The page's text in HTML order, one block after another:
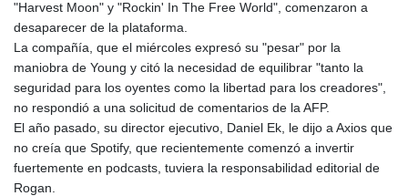
KRW 1629.419037
KYD 0.963357
KZT 541.790653
LAK 26108.739178
LBP
103533.143415
LKR 387.749774
LRD 209.899292
"Harvest Moon" y "Rockin' In The Free World", comenzaron a
desaparecer de la plataforma.
La compañía, que el miércoles expresó su "pesar" por la
maniobra de Young y citó la necesidad de equilibrar "tanto la
seguridad para los oyentes como la libertad para los creadores",
no respondió a una solicitud de comentarios de la AFP.
El año pasado, su director ejecutivo, Daniel Ek, le dijo a Axios que
no creía que Spotify, que recientemente comenzó a invertir
fuertemente en podcasts, tuviera la responsabilidad editorial de
Rogan.